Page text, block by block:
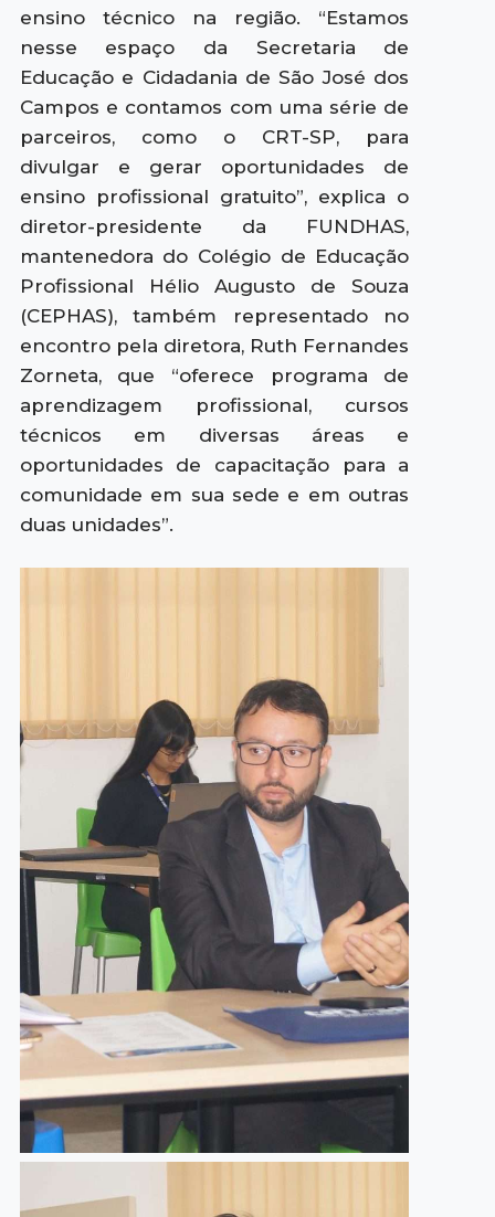
ensino técnico na região. “Estamos
nesse espaço da Secretaria de
Educação e Cidadania de São José dos
Campos e contamos com uma série de
parceiros, como o CRT-SP, para
divulgar e gerar oportunidades de
ensino profissional gratuito”, explica o
diretor-presidente da FUNDHAS,
mantenedora do Colégio de Educação
Profissional Hélio Augusto de Souza
(CEPHAS), também representado no
encontro pela diretora, Ruth Fernandes
Zorneta, que “oferece programa de
aprendizagem profissional, cursos
técnicos em diversas áreas e
oportunidades de capacitação para a
comunidade em sua sede e em outras
duas unidades”.